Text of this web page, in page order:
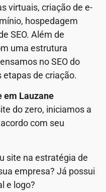
virtuais, criação de e-
hospedagem
SEO. Além de
uma estrutura
no SEO do
etapas de criação.
em Lauzane
do zero, iniciamos a
com seu
site na estratégia de
empresa? Já possui
e logo?